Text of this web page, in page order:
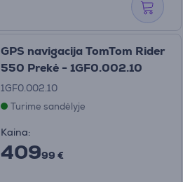
GPS navigacija TomTom Rider
550 Prekė - 1GF0.002.10
1GF0.002.10
Turime sandėlyje
Kaina:
40999 €